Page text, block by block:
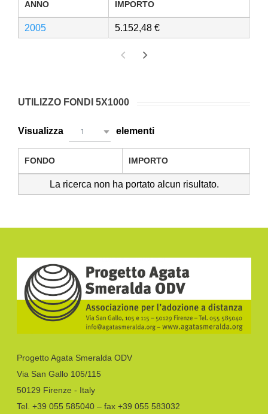
ANNO IMPORTO
2005 5.152,48
UTILIZZO FONDI 5X1000
Visualizza 1 elementi
FONDO IMPORTO
La ricerca non ha portato alcun risultato.
Progetto Agata Smeralda ODV
Via San Gallo 105/115
50129 Firenze - Italy
Tel. +39 055 585040 – fax +39 055 583032